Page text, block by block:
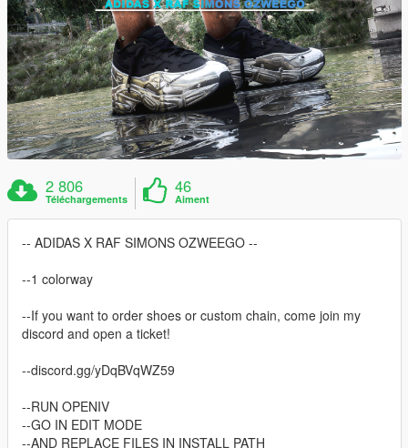
2 806
Téléchargements
46
Aiment
-- ADIDAS X RAF SIMONS OZWEEGO --
--1 colorway
--If you want to order shoes or custom chain, come join my
discord and open a ticket!
--discord.gg/yDqBVqWZ59
--RUN OPENIV
--GO IN EDIT MODE
--AND REPLACE FILES IN INSTALL PATH